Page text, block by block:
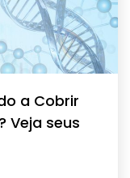
a Cobrir
Veja seus